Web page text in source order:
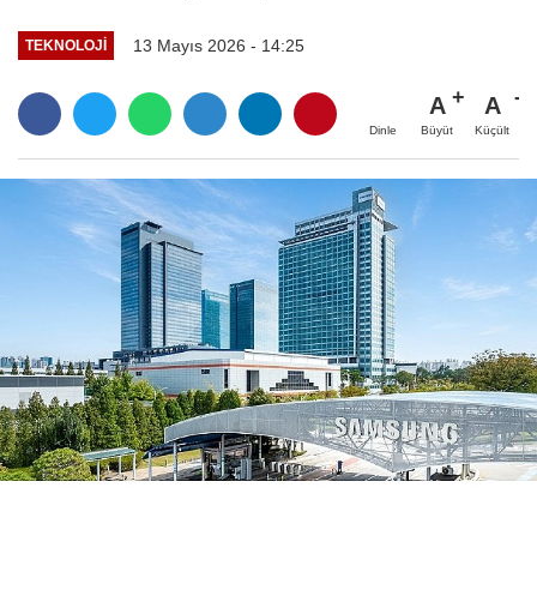
TEKNOLOJİ 13 Mayıs 2026 - 14:25
Dinle
A
Büyüt
A
Küçült